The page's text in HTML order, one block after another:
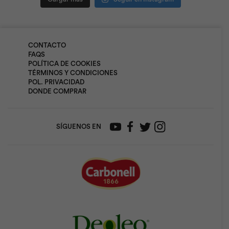
CONTACTO
FAQS
POLÍTICA DE COOKIES
TÉRMINOS Y CONDICIONES
POL. PRIVACIDAD
DONDE COMPRAR
SÍGUENOS EN